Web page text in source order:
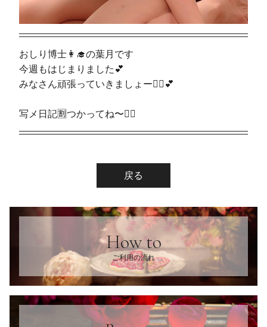
おしり博士👩‍🎓の葉月です
今週もはじまりました💕
みなさん頑張っていきましょー🙋‍♀️💕
写メ日記🈹つかってね〜🙆‍♀️
戻る
How to
ご利用の流れ